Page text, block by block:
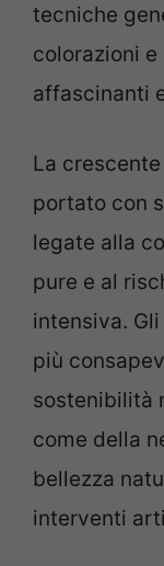
tecniche
colorazioni
affascinanti
La
portato con
legate alla
pure e al
intensiva.
più
sostenibilità
come della
bellezza
interventi